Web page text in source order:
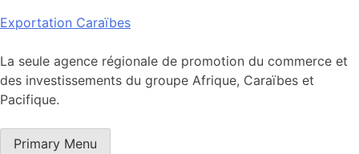
Skip
content
Exportation Caraïbes
La seule agence régionale de promotion du commerce et
des investissements du groupe Afrique, Caraïbes et
Pacifique.
Primary Menu